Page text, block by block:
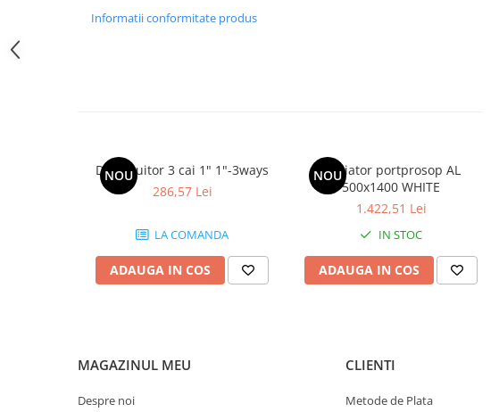
Robineti
Robineti radiator
Accesorii robineti
Pompe de circulatie
Vase de expansiune pentru
Informatii conformitate produs
NOU
Distribuitor 3 cai 1" 1"-3ways
286,57 Lei
LA COMANDA
ADAUGA IN COS
NOU
Radiator portprosop AL
500x1400 WHITE
1.422,51 Lei
IN STOC
ADAUGA IN COS
MAGAZINUL MEU
Despre noi
CLIENTI
Metode de Plata